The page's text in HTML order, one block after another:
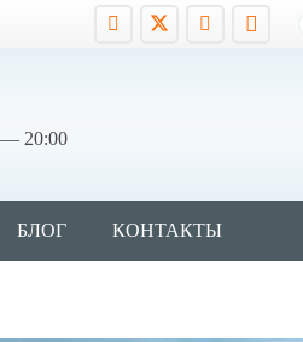
20:00
БЛОГ КОНТАКТЫ